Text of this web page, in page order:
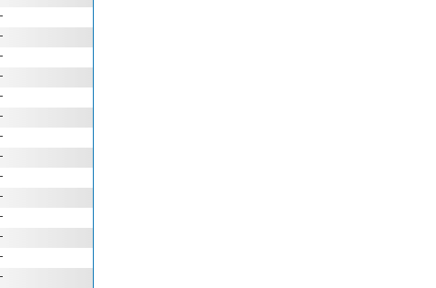
-
-
-
-
-
-
-
-
-
-
-
-
-
-